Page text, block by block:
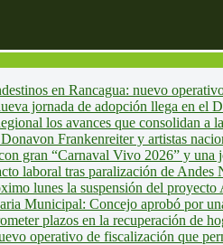
en Rancagua: nuevo
jornada de adopción llega en el
los avances que consolidan a
Frankenreiter y artistas
gran “Carnaval Vivo 2026” y una
laboral tras paralización de
lunes la suspensión del proyecto
Municipal: Concejo aprobó por
plazos en la recuperación de
operativo de fiscalización que